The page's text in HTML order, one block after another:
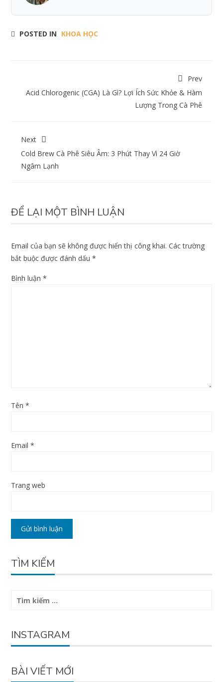
POSTED IN KHOA HỌC
Prev
Acid Chlorogenic (CGA) Là Gì? Lợi Ích Sức Khỏe & Hàm
Lượng Trong Cà Phê
Next
Cold Brew Cà Phê Siêu Âm: 3 Phút Thay Vì 24 Giờ
Ngâm Lạnh
ĐỂ LẠI MỘT BÌNH LUẬN
Email của bạn sẽ không được hiển thị công khai. Các trường
bắt buộc được đánh dấu*
Bình luận*
Tên*
Email*
Trang web
TÌM KIẾM
Tìm
INSTAGRAM
BÀI VIẾT MỚI